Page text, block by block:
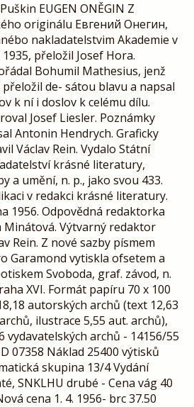
Puškin EUGEN ONĚGIN Z
originálu Евгений Онегин,
nakladatelstvim Akademie v
1935, přeložil Josef Hora.
Bohumil Mathesius, jenž
de- sátou blavu a napsal
k ní i doslov k celému dílu.
Josef Liesler. Poznámky
Antonin Hendrych. Graficky
Václav Rein. Vydalo Státní
krásné literatury,
a umění, n. p., jako svou 433.
v redakci krásné literatury.
1956. Odpovědná redaktorka
Minátová. Výtvarný redaktor
Rein. Z nové sazby písmem
Garamond vytiskla ofsetem a
Svoboda, graf. závod, n.
XVI. Formát papíru 70 x 100
autorských archů (text 12,63
ilustrace 5,55 aut. archů),
vydavatelských archů - 14156/55
07358 Náklad 25400 výtisků
skupina 13/4 Vydání
SNKLHU drubé - Cena vág 40
cena 1. 4. 1956- brc 37.50